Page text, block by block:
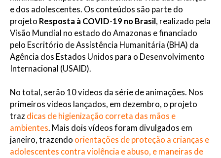
e dos adolescentes. Os conteúdos são parte do
projeto Resposta à COVID-19 no Brasil, realizado pela
Visão Mundial no estado do Amazonas e financiado
pelo Escritório de Assistência Humanitária (BHA) da
Agência dos Estados Unidos para o Desenvolvimento
Internacional (USAID).
No total, serão 10 vídeos da série de animações. Nos
primeiros vídeos lançados, em dezembro, o projeto
traz dicas de higienização correta das mãos e
ambientes. Mais dois vídeos foram divulgados em
janeiro, trazendo orientações de proteção a crianças e
adolescentes contra violência e abuso, e maneiras de